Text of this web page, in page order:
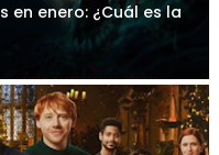
en enero: ¿Cuál es la